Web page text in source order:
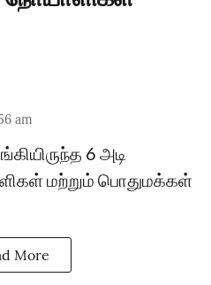
am
6 அடி
மற்றும் பொதுமக்கள்
More